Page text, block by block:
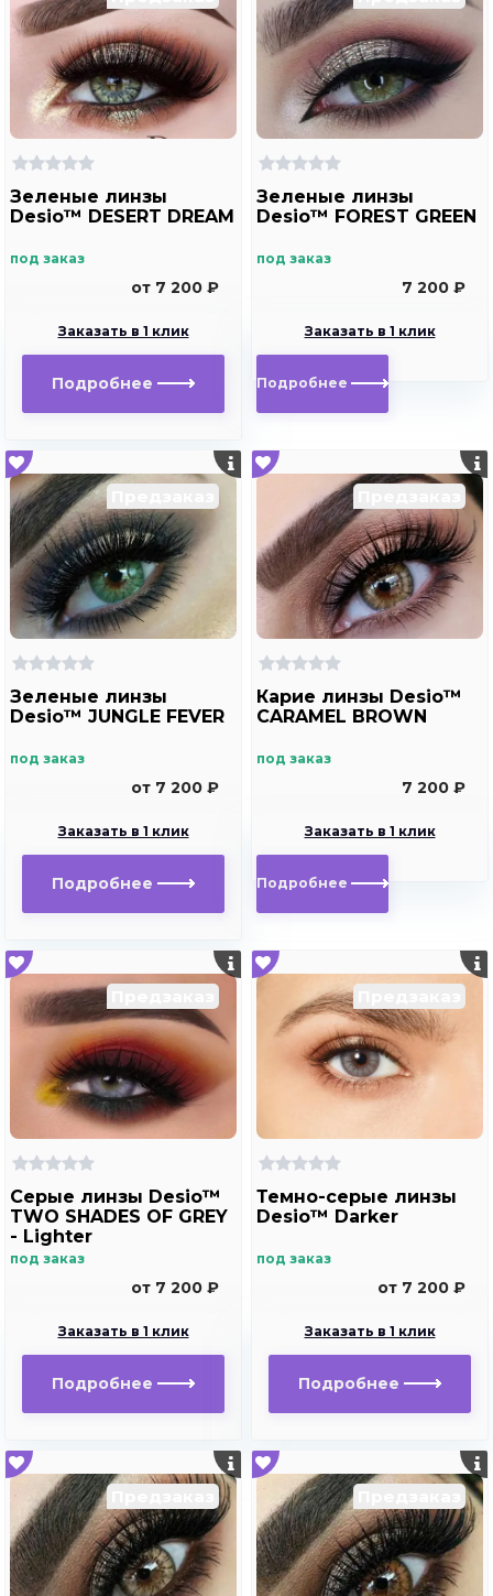
Зеленые линзы
Desio™ DESERT DREAM
под заказ
от 7 200 ₽
Заказать в 1 клик
Подробнее
Зеленые линзы
Desio™ FOREST GREEN
под заказ
7 200 ₽
Заказать в 1 клик
Подробнее
Зеленые линзы
Desio™ JUNGLE FEVER
под заказ
от 7 200 ₽
Заказать в 1 клик
Подробнее
Карие линзы Desio™
CARAMEL BROWN
под заказ
7 200 ₽
Заказать в 1 клик
Подробнее
Серые линзы Desio™
TWO SHADES OF GREY
- Lighter
под заказ
от 7 200 ₽
Заказать в 1 клик
Подробнее
Темно-серые линзы
Desio™ Darker
под заказ
от 7 200 ₽
Заказать в 1 клик
Подробнее